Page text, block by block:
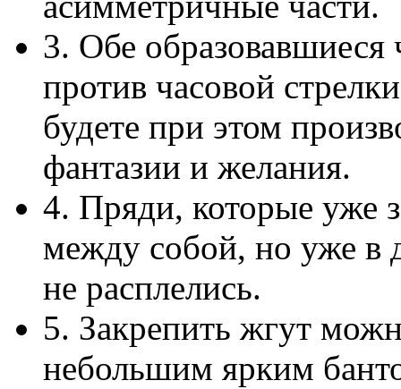
3. Обе образовавшиеся
против часовой
будете при этом
фантазии и желания.
4. Пряди, которые уже
между собой, но уже в
не расплелись.
5. Закрепить жгут
небольшим ярким